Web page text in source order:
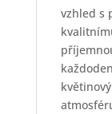
vzhled s